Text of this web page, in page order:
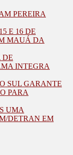
PEREIRA
E 16 DE
MAUÁ DA
DE
INTEGRA
SUL GARANTE
PARA
UMA
DETRAN EM